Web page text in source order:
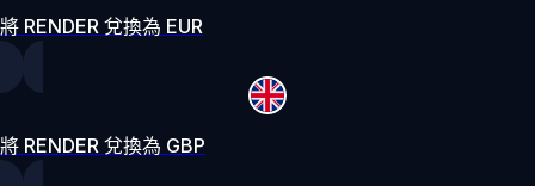
將 RENDER 兌換為 EUR
將 RENDER 兌換為 GBP